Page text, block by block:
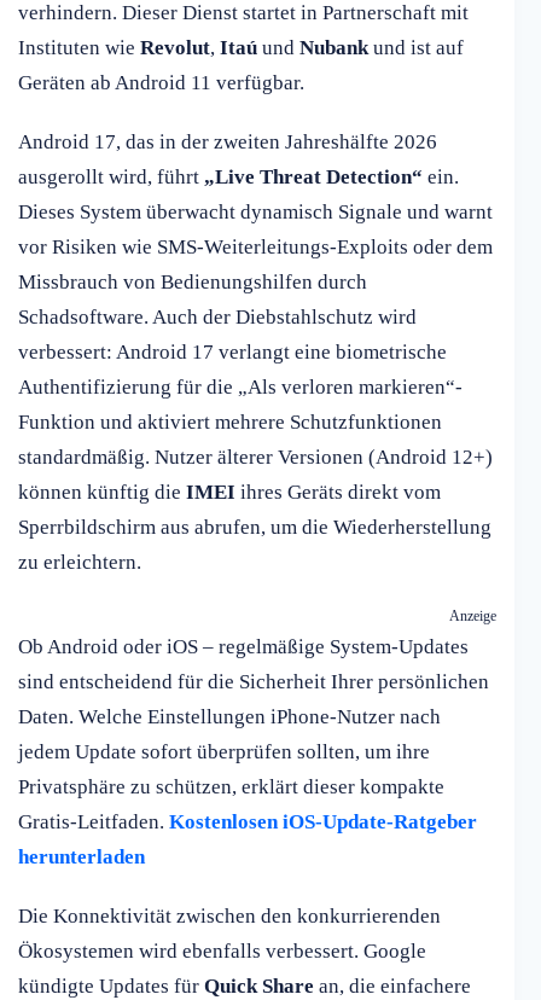
verhindern. Dieser Dienst startet in Partnerschaft mit
Instituten wie Revolut, Itaú und Nubankund ist auf
Geräten ab Android 11 verfügbar.
Android 17, das in der zweiten Jahreshälfte 2026
ausgerollt wird, führt „Live Threat Detection“ ein.
Dieses System überwacht dynamisch Signale und warnt
vor Risiken wie SMS-Weiterleitungs-Exploits oder dem
Missbrauch von Bedienungshilfen durch
Schadsoftware. Auch der Diebstahlschutz wird
verbessert: Android 17 verlangt eine biometrische
Authentifizierung für die „Als verloren markieren“-
Funktion und aktiviert mehrere Schutzfunktionen
standardmäßig. Nutzer älterer Versionen (Android 12+)
können künftig die IMEI ihres Geräts direkt vom
Sperrbildschirm aus abrufen, um die Wiederherstellung
zu erleichtern.
Anzeige
Ob Android oder iOS – regelmäßige System-Updates
sind entscheidend für die Sicherheit Ihrer persönlichen
Daten. Welche Einstellungen iPhone-Nutzer nach
jedem Update sofort überprüfen sollten, um ihre
Privatsphäre zu schützen, erklärt dieser kompakte
Gratis-Leitfaden. Kostenlosen iOS-Update-Ratgeber
herunterladen
Die Konnektivität zwischen den konkurrierenden
Ökosystemen wird ebenfalls verbessert. Google
kündigte Updates für Quick Share an, die einfachere